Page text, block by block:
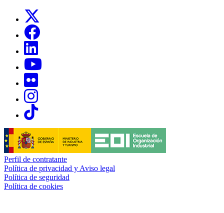
Links, Opens in this window
Links, Opens in this window
Links, Opens in this window
Links, Opens in this window
Links, Opens in this window
Perfil de contratante
Política de privacidad y Aviso legal
Política de seguridad
Política de cookies